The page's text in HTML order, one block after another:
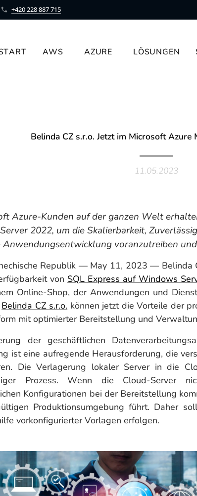
+420 228 887 715
AWS AZURE LÖSUNGEN
Belinda CZ s.r.o. Jetzt im Microsoft Azure
11.05.2023
Azure-Kunden auf der ganzen Welt
2022, um die Skalierbarkeit,
Anwendungsentwicklung voranzutreiben
Republik — May 11, 2023 — Belinda
von SQL Express auf Windows
Online-Shop, der Anwendungen und
Belinda CZ s.r.o. können jetzt die Vorteile der
mit optimierter Bereitstellung und
der geschäftlichen
ist eine aufregende Herausforderung, die
Die Verlagerung lokaler Server in die
Prozess. Wenn die Cloud-Server
Konfigurationen bei der Bereitstellung
Produktionsumgebung führt. Daher
vorkonfigurierter Vorlagen erfolgen.